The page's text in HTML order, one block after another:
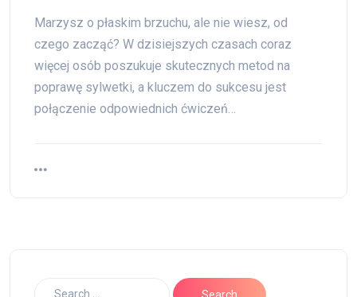
Marzysz o płaskim brzuchu, ale nie wiesz, od
czego zacząć? W dzisiejszych czasach coraz
więcej osób poszukuje skutecznych metod na
poprawę sylwetki, a kluczem do sukcesu jest
połączenie odpowiednich ćwiczeń…